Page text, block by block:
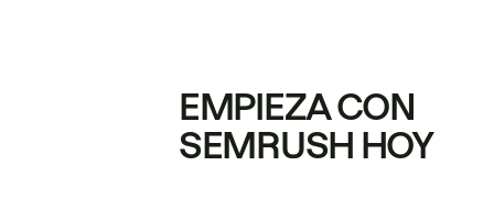
EMPIEZA CON
SEMRUSH HOY